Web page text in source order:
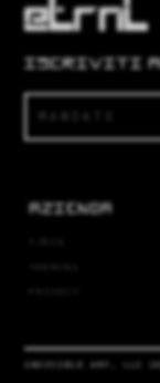
ISCRIVITI
AZIENDA
INVISIBLE ART, LLC